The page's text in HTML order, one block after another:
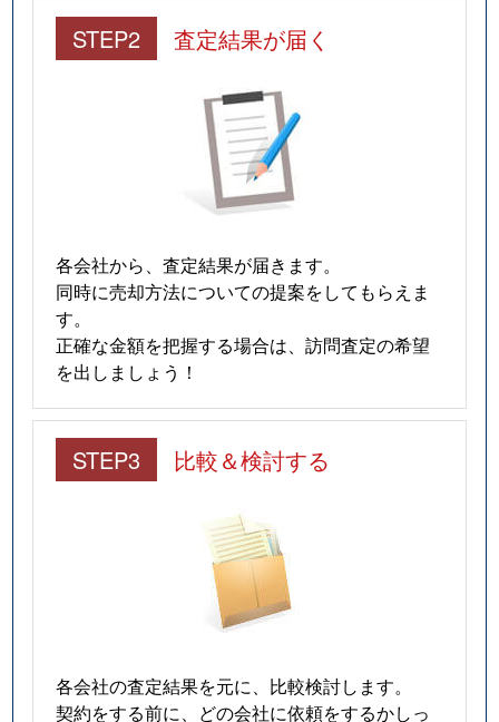
STEP2 査定結果が届く
各会社から、査定結果が届きます。
同時に売却方法についての提案をしてもらえま
す。
正確な金額を把握する場合は、訪問査定の希望
を出しましょう！
STEP3 比較＆検討する
各会社の査定結果を元に、比較検討します。
契約をする前に、どの会社に依頼をするかしっ